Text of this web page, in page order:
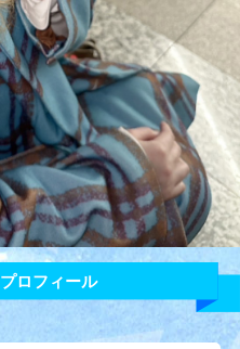
プロフィール